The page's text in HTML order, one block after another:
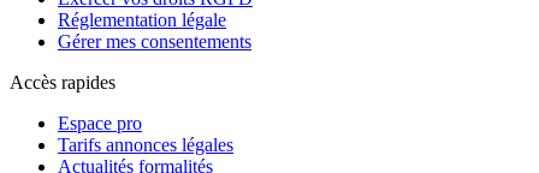
Réglementation légale
Gérer mes consentements
Accès rapides
Espace pro
Tarifs annonces légales
Actualités formalités